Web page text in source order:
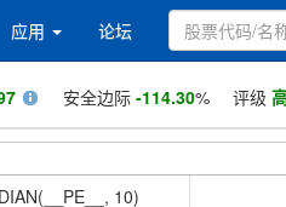
应用 论坛
安全边际 -114.30% 评级